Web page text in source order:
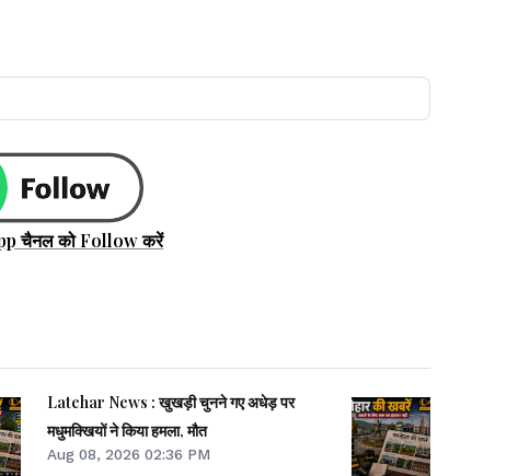
चैनल को Follow करें
Latehar News : खुखड़ी चुनने गए अधेड़ पर
मधुमक्खियों ने किया हमला, मौत
Aug 08, 2026 02:36 PM